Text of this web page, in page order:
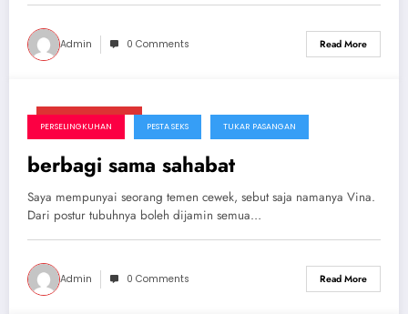
Admin 0 Comments Read More
PERSELINGKUHAN PESTA SEKS TUKAR PASANGAN
berbagi sama sahabat
Saya mempunyai seorang temen cewek, sebut saja namanya Vina.
Dari postur tubuhnya boleh dijamin semua…
Admin 0 Comments Read More